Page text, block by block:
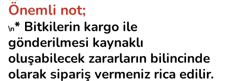
Önemli not;
\n* Bitkilerin kargo ile
gönderilmesi kaynaklı
oluşabilecek zararların bilincinde
olarak sipariş vermeniz rica edilir.